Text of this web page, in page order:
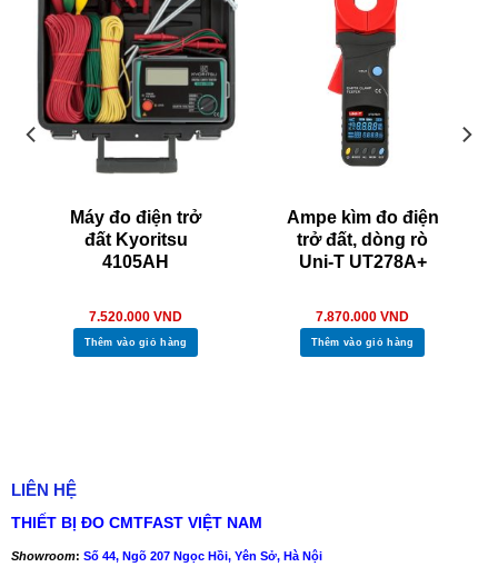
Máy đo điện trở
đất Kyoritsu
4105AH
7.520.000 VND
Thêm vào giỏ hàng
Ampe kìm đo điện
trở đất, dòng rò
Uni-T UT278A+
7.870.000 VND
Thêm vào giỏ hàng
LIÊN HỆ
THIẾT BỊ ĐO CMTFAST VIỆT NAM
Showroom: Số 44, Ngõ 207 Ngọc Hồi, Yên Sở, Hà Nội